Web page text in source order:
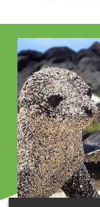
EmiliaPasich
Ile trwa podroz?
ODPOWIEDZI (1)
1 GŁOS